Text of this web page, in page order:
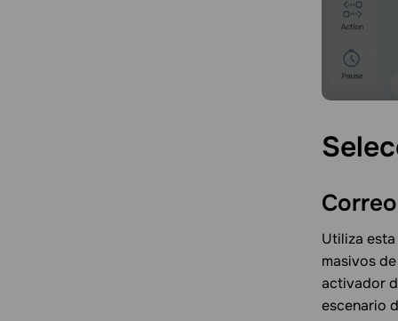
Correo
Utiliza
masivos
activador
escenario